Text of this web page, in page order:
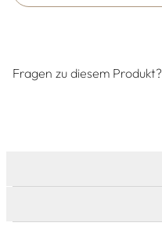
Fragen zu diesem Produkt?